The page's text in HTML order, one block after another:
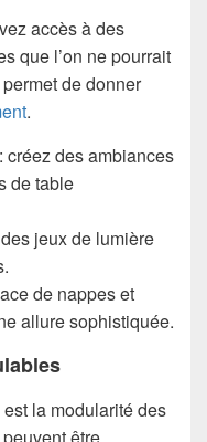
accès à des
que l’on ne pourrait
de donner
.
: créez des ambiances
de table
jeux de lumière
de nappes et
allure sophistiquée.
la modularité des
être